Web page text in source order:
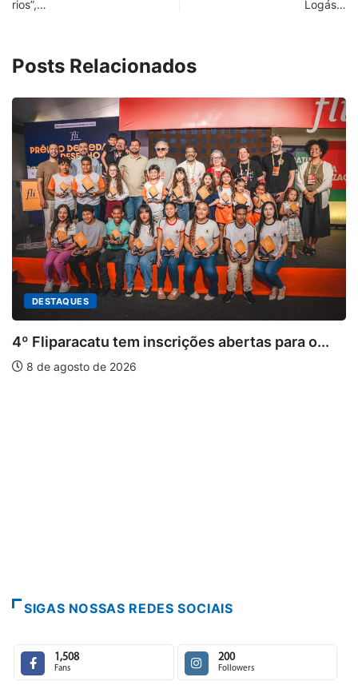
rios”,… Logás…
Posts Relacionados
para o...
SIGAS NOSSAS REDES SOCIAIS
1,508
Fans
200
Followers